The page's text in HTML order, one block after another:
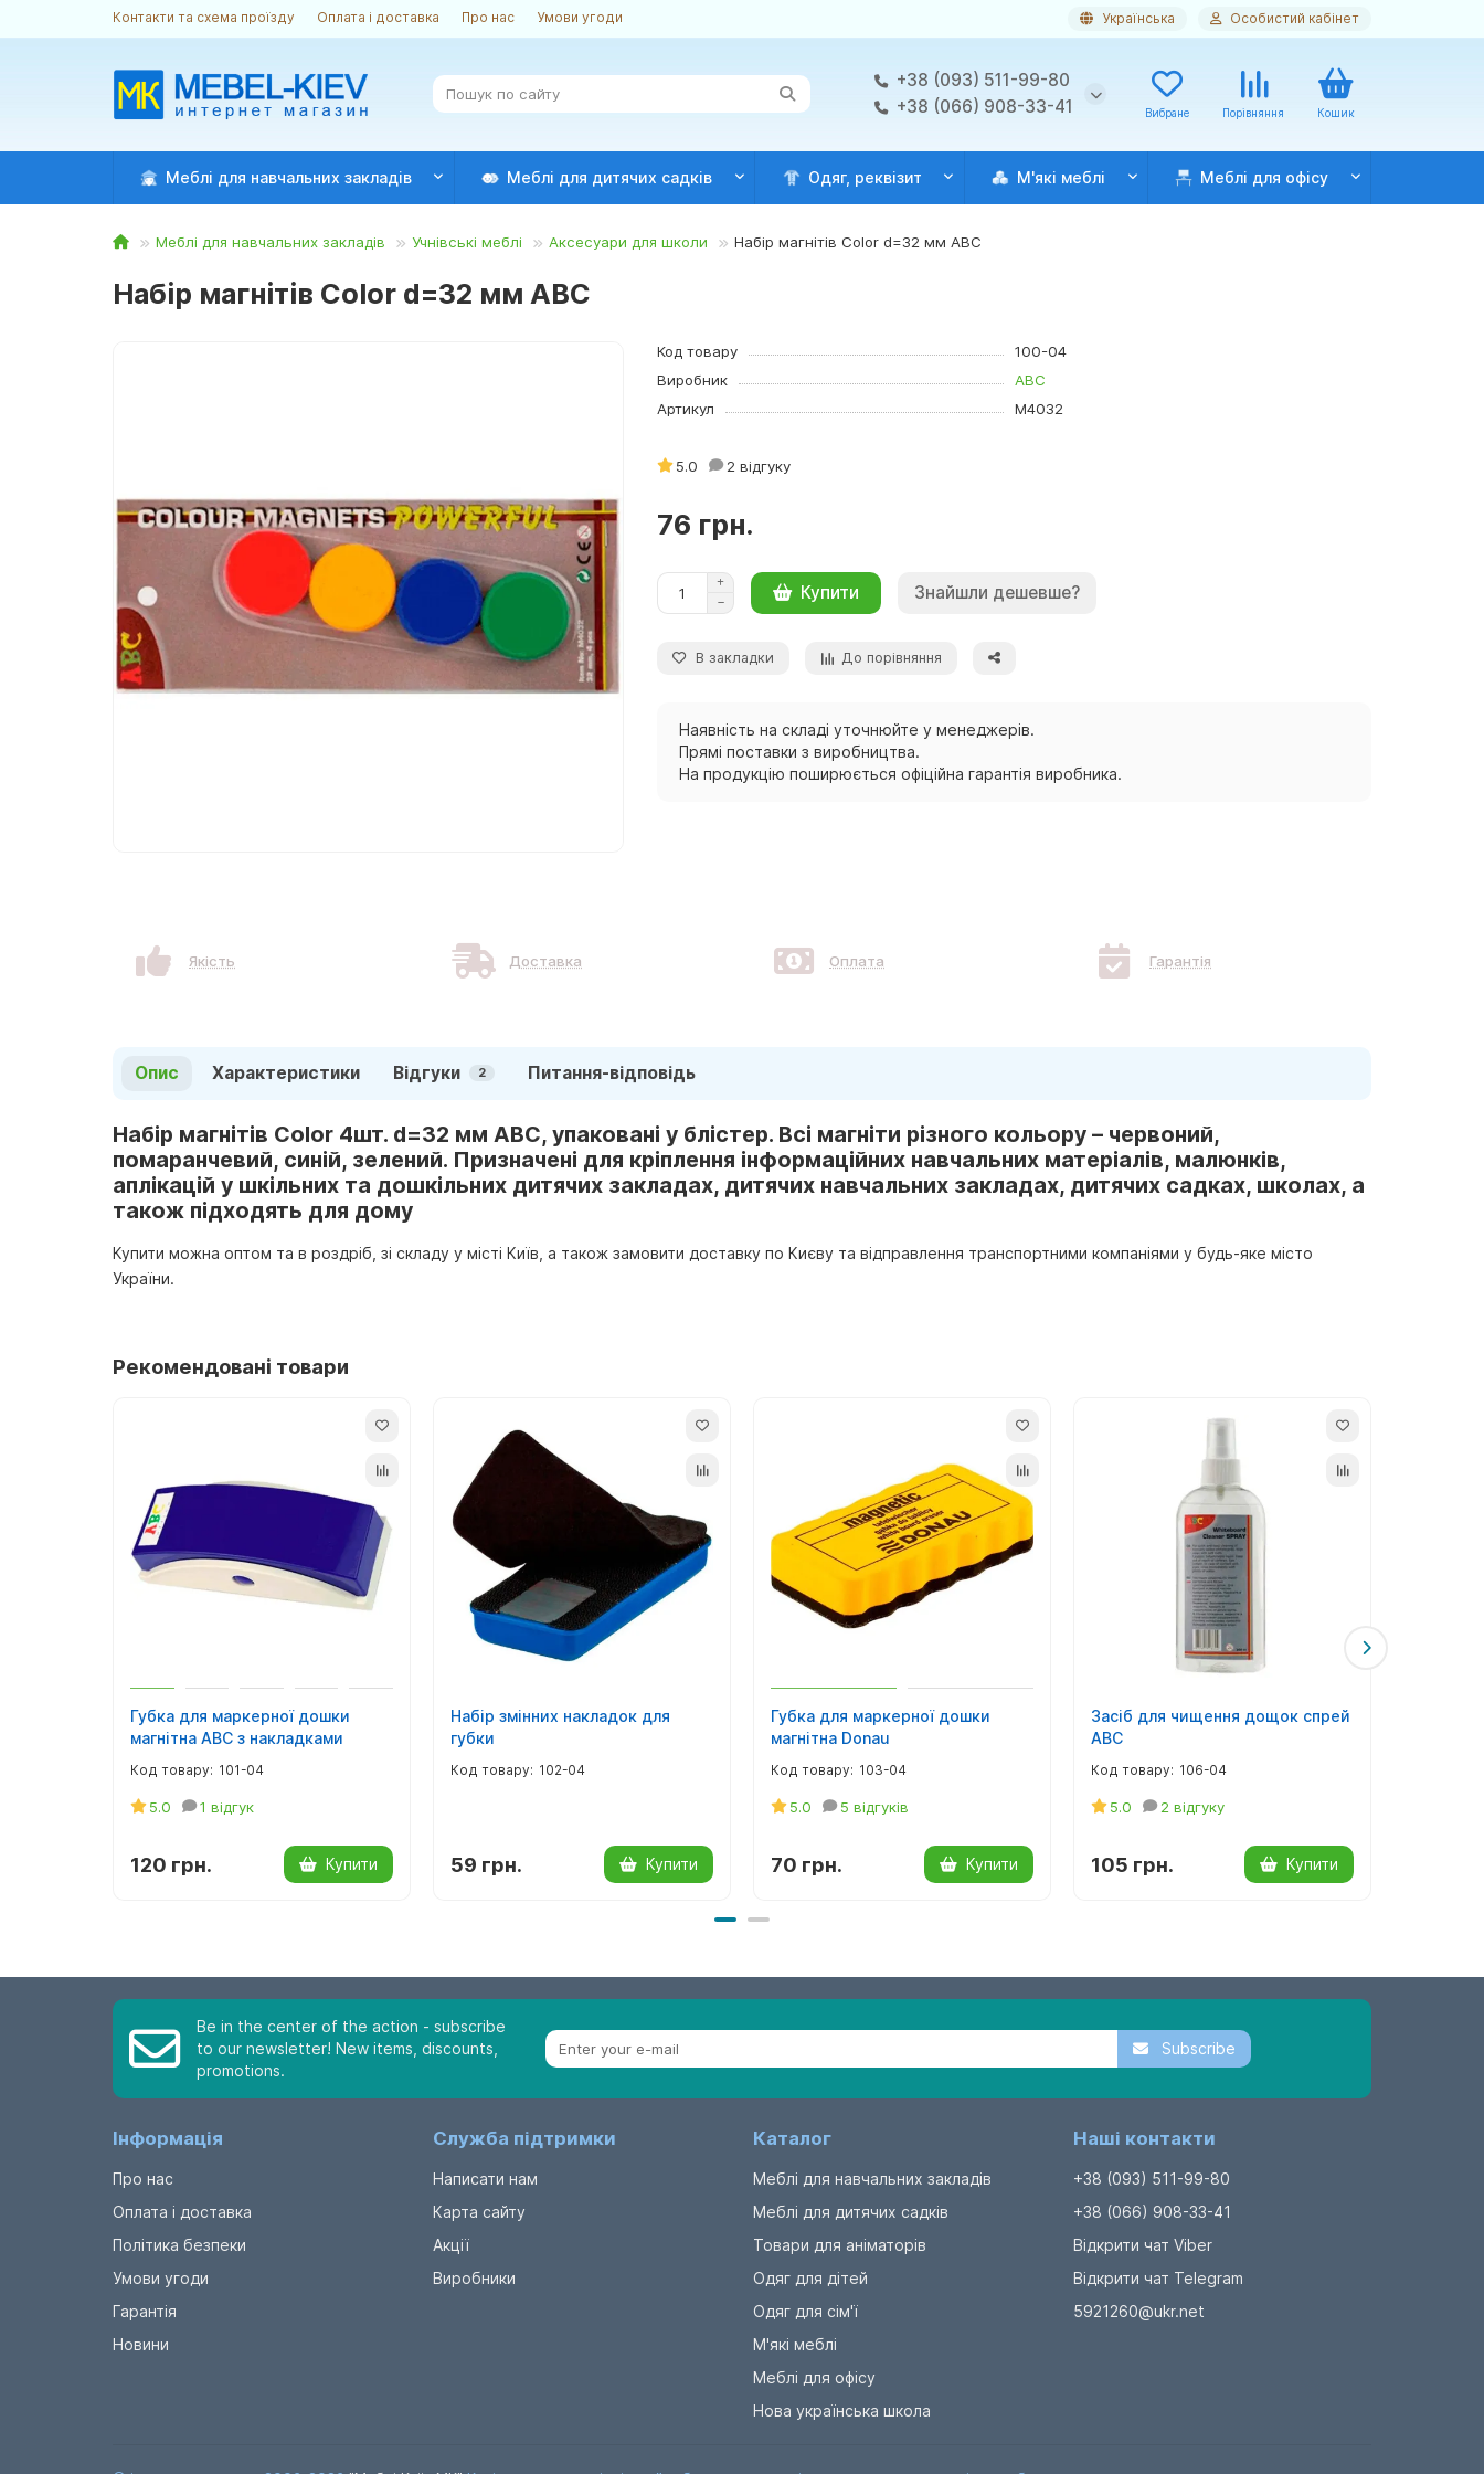
Контакти та схема проїзду Оплата і доставка Про нас Умови угоди Українська Особистий кабінет
+38 (093) 511-99-80
+38 (066) 908-33-41
Вибране Порівняння Кошик
Меблі для навчальних закладів Меблі для дитячих садків Одяг, реквізит М'які меблі Меблі для офісу
Меблі для навчальних закладів Учнівські меблі Аксесуари для школи Набір магнітів Color d=32 мм ABC
Набір магнітів Color d=32 мм ABC
Код товару
100-04
Виробник
АВС
Артикул
М4032
5.0 2 відгуку
76 грн.
Купити Знайшли дешевше?
В закладки До порівняння
Наявність на складі уточнюйте у менеджерів.
Прямі поставки з виробництва.
На продукцію поширюється офіційна гарантія виробника.
Якість Доставка Оплата Гарантія
Опис Характеристики Відгуки 2 Питання-відповідь
Набір магнітів Color 4шт. d=32 мм ABC, упаковані у блістер. Всі магніти різного кольору – червоний,
помаранчевий, синій, зелений. Призначені для кріплення інформаційних навчальних матеріалів, малюнків,
аплікацій у шкільних та дошкільних дитячих закладах, дитячих навчальних закладах, дитячих садках, школах, а
також підходять для дому
Купити можна оптом та в роздріб, зі складу у місті Київ, а також замовити доставку по Києву та відправлення транспортними компаніями у будь-яке місто
України.
Рекомендовані товари
Губка для маркерної дошки
магнітна ABC з накладками
101-04
5.0 1 відгук
120 грн. Купити
Набір змінних накладок для
губки
102-04
59 грн. Купити
Губка для маркерної дошки
магнітна Donau
103-04
5.0 5 відгуків
70 грн. Купити
Засіб для чищення дощок спрей
ABC
106-04
5.0 2 відгуку
105 грн. Купити
Be in the center of the action - subscribe
to our newsletter! New items, discounts,
promotions.
Subscribe
Інформація
Про нас
Оплата і доставка
Політика безпеки
Умови угоди
Гарантія
Новини
Служба підтримки
Написати нам
Карта сайту
Акції
Виробники
Каталог
Меблі для навчальних закладів
Меблі для дитячих садків
Товари для аніматорів
Одяг для дітей
Одяг для сім'ї
М'які меблі
Меблі для офісу
Нова українська школа
Наші контакти
+38 (093) 511-99-80
+38 (066) 908-33-41
Відкрити чат Viber
Відкрити чат Telegram
5921260@ukr.net